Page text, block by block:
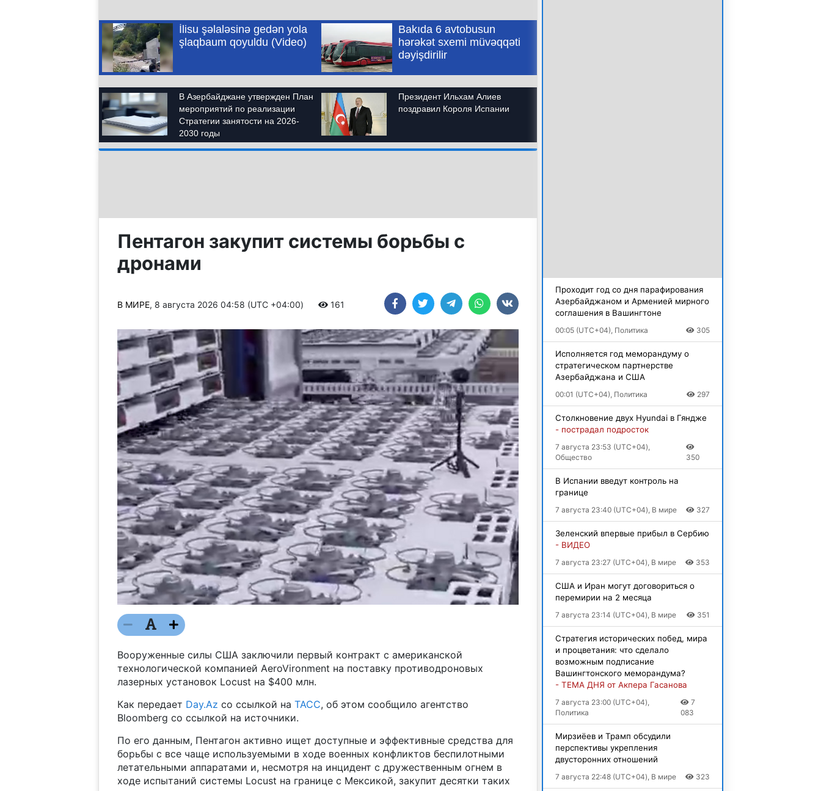
Пентагон закупит системы борьбы с
дронами
В МИРЕ, 8 августа 2026 04:58 (UTC +04:00) 161
Вооруженные силы США заключили первый контракт с американской
технологической компанией AeroVironment на поставку противодроновых
лазерных установок Locust на $400 млн.
Как передает Day.Az со ссылкой на ТАСС, об этом сообщило агентство
Bloomberg со ссылкой на источники.
По его данным, Пентагон активно ищет доступные и эффективные средства для
борьбы с все чаще используемыми в ходе военных конфликтов беспилотными
летательными аппаратами и, несмотря на инцидент с дружественным огнем в
ходе испытаний системы Locust на границе с Мексикой, закупит десятки таких
Проходит год со дня парафирования
Азербайджаном и Арменией мирного
соглашения в Вашингтоне
00:05 (UTC+04), Политика 305
Исполняется год меморандуму о
стратегическом партнерстве
Азербайджана и США
00:01 (UTC+04), Политика 297
Столкновение двух Hyundai в Гяндже
- пострадал подросток
7 августа 23:53 (UTC+04),
Общество
350
В Испании введут контроль на
границе
7 августа 23:40 (UTC+04), В мире 327
Зеленский впервые прибыл в Сербию
- ВИДЕО
7 августа 23:27 (UTC+04), В мире 353
США и Иран могут договориться о
перемирии на 2 месяца
7 августа 23:14 (UTC+04), В мире 351
Стратегия исторических побед, мира
и процветания: что сделало
возможным подписание
Вашингтонского меморандума?
- ТЕМА ДНЯ от Акпера Гасанова
7 августа 23:00 (UTC+04),
Политика
7
083
Мирзиёев и Трамп обсудили
перспективы укрепления
двусторонних отношений
7 августа 22:48 (UTC+04), В мире 323